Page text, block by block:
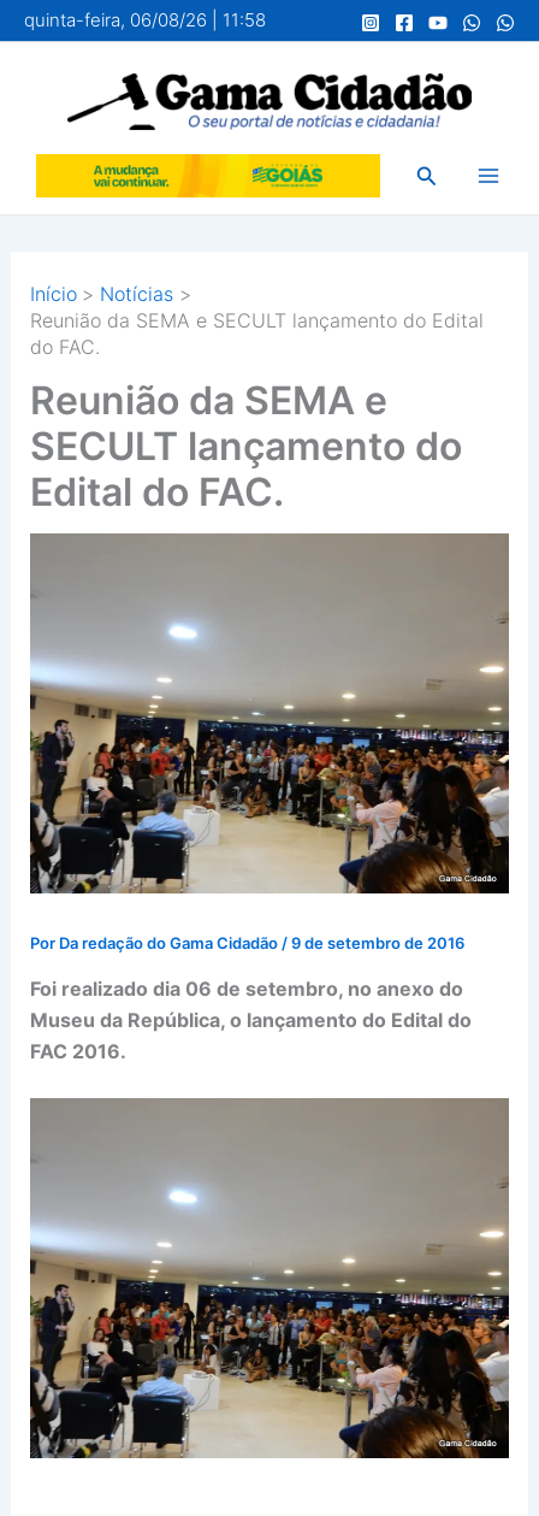
para
conteúdo
quinta-feira, 06/08/26 | 11:58
Pesquisar
Início
Notícias
Reunião da SEMA e SECULT lançamento do Edital
do FAC.
Reunião da SEMA e
SECULT lançamento do
Edital do FAC.
Por Da redação do Gama Cidadão /9 de setembro de 2016
Foi realizado dia 06 de setembro, no anexo do
Museu da República, o lançamento do Edital do
FAC 2016.